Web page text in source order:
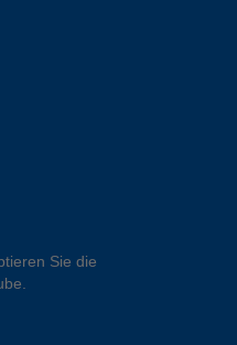
Sie die